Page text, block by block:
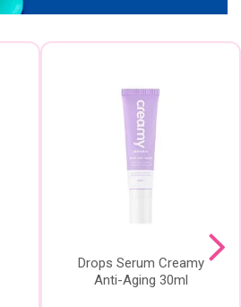
Drops Serum Creamy
Anti-Aging 30ml